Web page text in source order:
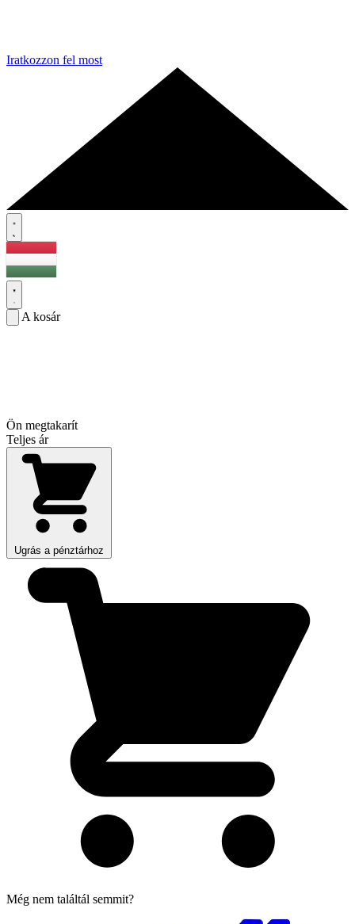
Iratkozzon fel most
A kosár
Ön megtakarít
Teljes ár
Ugrás a pénztárhoz
Még nem találtál semmit?